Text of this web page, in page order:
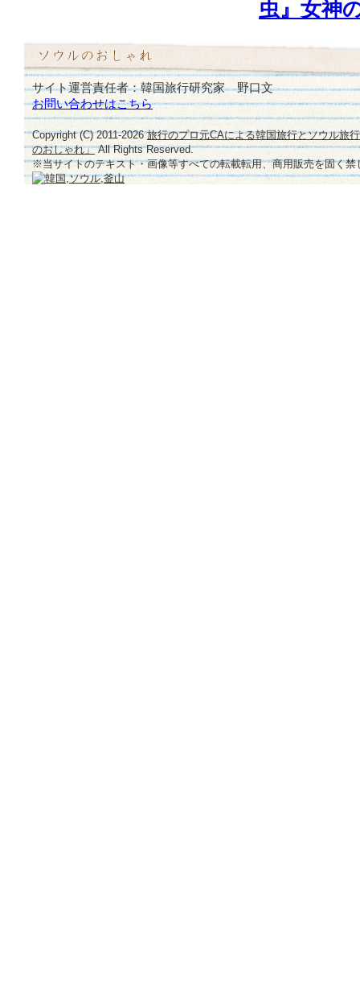
虫』女神
サイト運営責任者：韓国旅行研究家 野口文
お問い合わせはこちら
Copyright (C) 2011-2026旅行のプロ元CAによる韓国旅行とソウル旅
のおしゃれ」All Rights Reserved.
※当サイトのテキスト・画像等すべての転載転用、商用販売を固く禁